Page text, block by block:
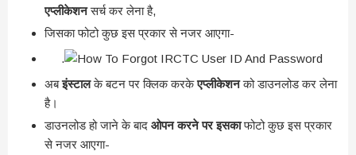
एप्लीकेशनसर्च कर लेना है,
जिसका फोटो कुछ इस प्रकार से नजर आएगा-
.
अबइंस्टालके बटन पर क्लिक करकेएप्लीकेशनको डाउनलोड कर लेना
है।
डाउनलोड हो जाने के बाद ओपन करने पर इसकाफोटो कुछ इस प्रकार
से नजर आएगा-